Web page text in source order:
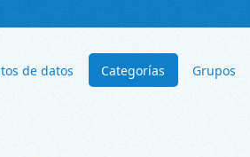
de datos Categorías Grupos